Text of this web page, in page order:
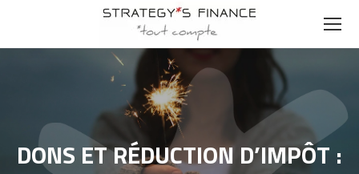
DONS ET RÉDUCTION D’IMPÔT :